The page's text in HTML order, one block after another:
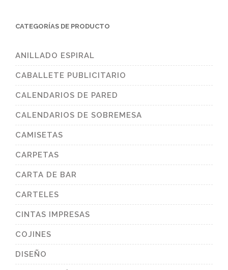
CATEGORÍAS DE PRODUCTO
ANILLADO ESPIRAL
CABALLETE PUBLICITARIO
CALENDARIOS DE PARED
CALENDARIOS DE SOBREMESA
CAMISETAS
CARPETAS
CARTA DE BAR
CARTELES
CINTAS IMPRESAS
COJINES
DISEÑO